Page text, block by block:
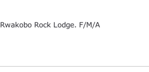
Rock Lodge. F/M/A